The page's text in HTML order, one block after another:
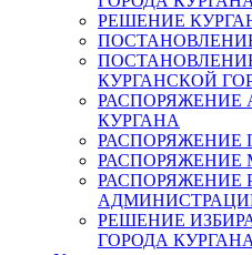
РЕШЕНИЕ
КУРГАНСКОЙ
РАСПОРЯЖЕНИЕ
КУРГАНА
РАСПОРЯЖЕНИЕ
РАСПОРЯЖЕНИЕ
РАСПОРЯЖЕНИЕ
РЕШЕНИЕ
ГОРОДА КУРГАНА